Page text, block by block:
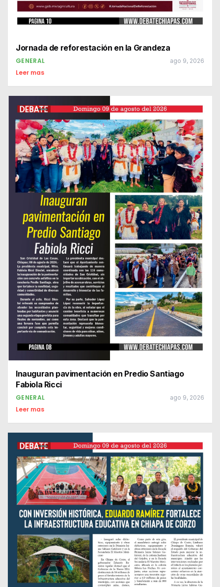
Jornada de reforestación en la Grandeza
GENERAL ago 9, 2026
Leer mas
Inauguran pavimentación en Predio Santiago
Fabiola Ricci
GENERAL ago 9, 2026
Leer mas